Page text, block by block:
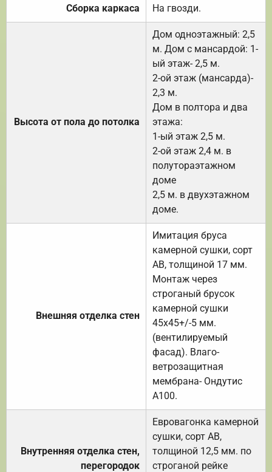
Сборка каркаса На гвозди.
Высота от пола до потолка
Дом одноэтажный: 2,5
м. Дом с мансардой: 1-
ый этаж- 2,5 м.
2-ой этаж (мансарда)-
2,3 м.
Дом в полтора и два
этажа:
1-ый этаж 2,5 м.
2-ой этаж 2,4 м. в
полутораэтажном
доме
2,5 м. в двухэтажном
доме.
Внешняя отделка стен
Имитация бруса
камерной сушки, сорт
АВ, толщиной 17 мм.
Монтаж через
строганый брусок
камерной сушки
45х45+/-5 мм.
(вентилируемый
фасад). Влаго-
ветрозащитная
мембрана- Ондутис
А100.
Внутренняя отделка стен,
перегородок
Евровагонка камерной
сушки, сорт АВ,
толщиной 12,5 мм. по
строганой рейке